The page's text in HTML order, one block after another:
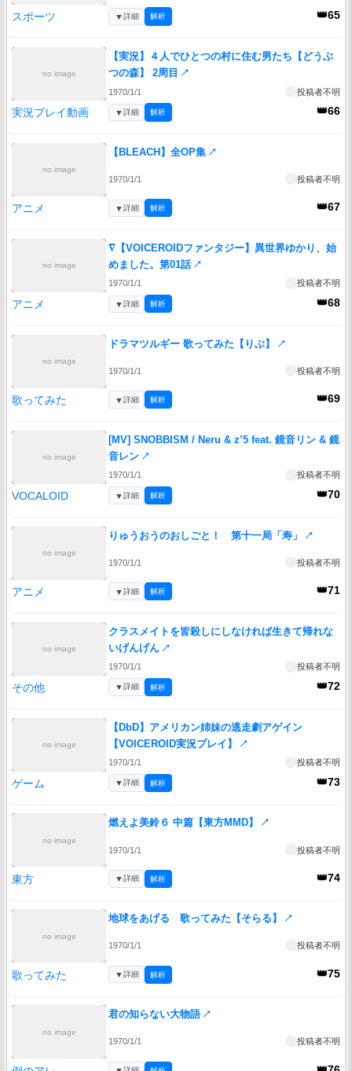
スポーツ 👑65
▼詳細 解析
no image
【実況】４人でひとつの村に住む男たち【どうぶ
つの森】 2周目 ↗
1970/1/1 投稿者不明
実況プレイ動画 👑66
▼詳細 解析
no image
【BLEACH】全OP集 ↗
1970/1/1 投稿者不明
アニメ 👑67
▼詳細 解析
no image
∇【VOICEROIDファンタジー】異世界ゆかり、始
めました。第01話 ↗
1970/1/1 投稿者不明
アニメ 👑68
▼詳細 解析
no image
ドラマツルギー 歌ってみた【りぶ】 ↗
1970/1/1 投稿者不明
歌ってみた 👑69
▼詳細 解析
no image
[MV] SNOBBISM / Neru & z’5 feat. 鏡音リン & 鏡
音レン ↗
1970/1/1 投稿者不明
VOCALOID 👑70
▼詳細 解析
no image
りゅうおうのおしごと！ 第十一局「寿」 ↗
1970/1/1 投稿者不明
アニメ 👑71
▼詳細 解析
no image
クラスメイトを皆殺しにしなければ生きて帰れな
いげんげん ↗
1970/1/1 投稿者不明
その他 👑72
▼詳細 解析
no image
【DbD】アメリカン姉妹の逃走劇アゲイン
【VOICEROID実況プレイ】
↗
1970/1/1 投稿者不明
ゲーム 👑73
▼詳細 解析
no image
燃えよ美鈴６ 中篇【東方MMD】 ↗
1970/1/1 投稿者不明
東方 👑74
▼詳細 解析
no image
地球をあげる 歌ってみた【そらる】 ↗
1970/1/1 投稿者不明
歌ってみた 👑75
▼詳細 解析
no image
君の知らない大物語 ↗
1970/1/1 投稿者不明